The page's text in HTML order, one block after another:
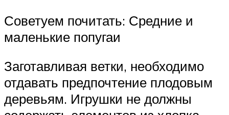
Советуем почитать: Средние и
маленькие попугаи
Заготавливая ветки, необходимо
отдавать предпочтение плодовым
деревьям. Игрушки не должны